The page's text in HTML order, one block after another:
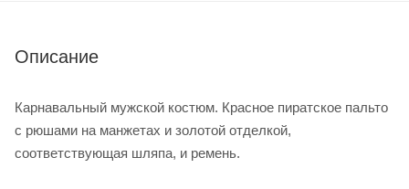
Описание
Карнавальный мужской костюм. Красное пиратское пальто
с рюшами на манжетах и золотой отделкой,
соответствующая шляпа, и ремень.